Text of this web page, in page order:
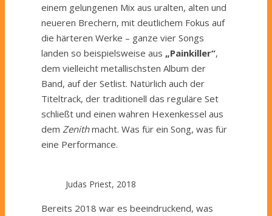
einem gelungenen Mix aus uralten, alten und
neueren Brechern, mit deutlichem Fokus auf
die härteren Werke – ganze vier Songs
landen so beispielsweise aus „Painkiller“,
dem vielleicht metallischsten Album der
Band, auf der Setlist. Natürlich auch der
Titeltrack, der traditionell das reguläre Set
schließt und einen wahren Hexenkessel aus
dem Zenithmacht. Was für ein Song, was für
eine Performance.
Judas Priest, 2018
Bereits 2018 war es beeindruckend, was